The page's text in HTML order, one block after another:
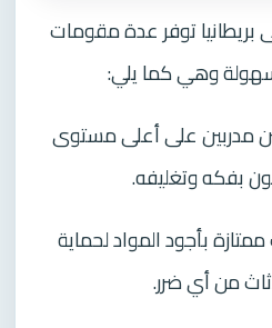
توفر عدة مقومات
وهي كما يلي:
مدربين على أعلى مستوى
بفكه وتغليفه.
بأجود المواد لحماية
من أي ضرر.